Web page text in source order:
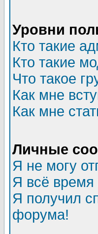
Уровни
Кто такие
Кто такие
Что такое
Как мне
Как мне
Личные
Я не могу
Я всё
Я получил
форума!